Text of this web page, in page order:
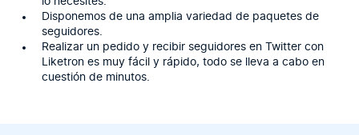
Disponemos de una amplia variedad de paquetes de
seguidores.
Realizar un pedido y recibir seguidores en Twitter con
Liketron es muy fácil y rápido, todo se lleva a cabo en
cuestión de minutos.